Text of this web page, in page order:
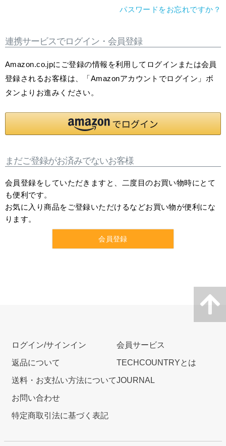
パスワードをお忘れですか？
連携サービスでログイン・会員登録
Amazon.co.jpにご登録の情報を利用してログインまたは会員
登録されるお客様は、「Amazonアカウントでログイン」ボ
タンよりお進みください。
まだご登録がお済みでないお客様
会員登録をしていただきますと、二度目のお買い物時にとて
も便利です。
お気に入り商品をご登録いただけるなどお買い物が便利にな
ります。
会員登録
ログイン/サインイン
返品について
送料・お支払い方法について
お問い合わせ
特定商取引法に基づく表記
会員サービス
TECHCOUNTRYとは
JOURNAL